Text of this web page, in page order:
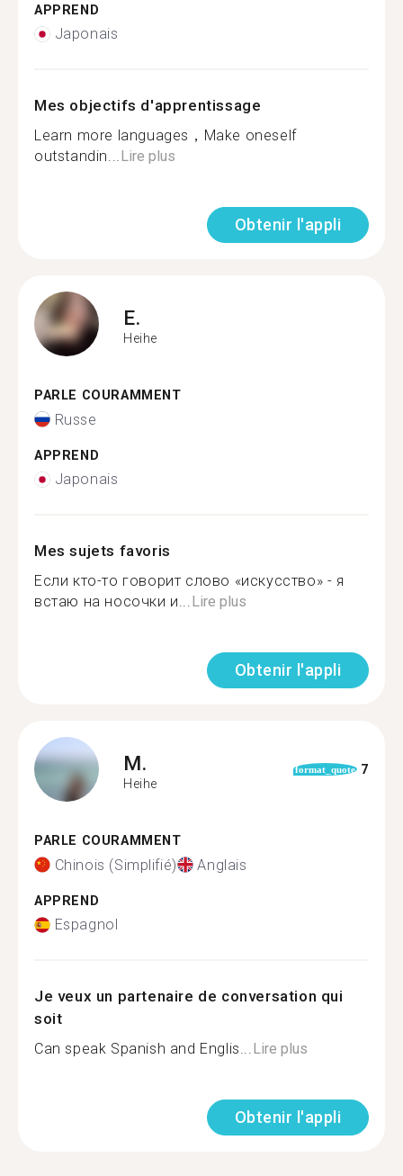
APPREND
Japonais
Mes objectifs d'apprentissage
Learn more languages，Make oneself
outstandin...Lire plus
Obtenir l'appli
E.
Heihe
PARLE COURAMMENT
Russe
APPREND
Japonais
Mes sujets favoris
Если кто-то говорит слово «искусство» - я
встаю на носочки и...Lire plus
Obtenir l'appli
M.
Heihe
format_quote 7
PARLE COURAMMENT
Chinois (Simplifié) Anglais
APPREND
Espagnol
Je veux un partenaire de conversation qui
soit
Can speak Spanish and Englis...Lire plus
Obtenir l'appli